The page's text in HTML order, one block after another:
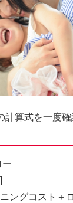
計算式を一度確
ー
ングコスト＋